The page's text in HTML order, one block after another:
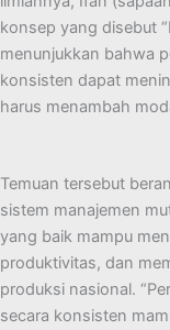
konsep yang disebut
menunjukkan bahwa
konsisten dapat
harus menambah
Temuan tersebut
sistem manajemen
yang baik mampu
produktivitas, dan
produksi nasional.
secara konsisten